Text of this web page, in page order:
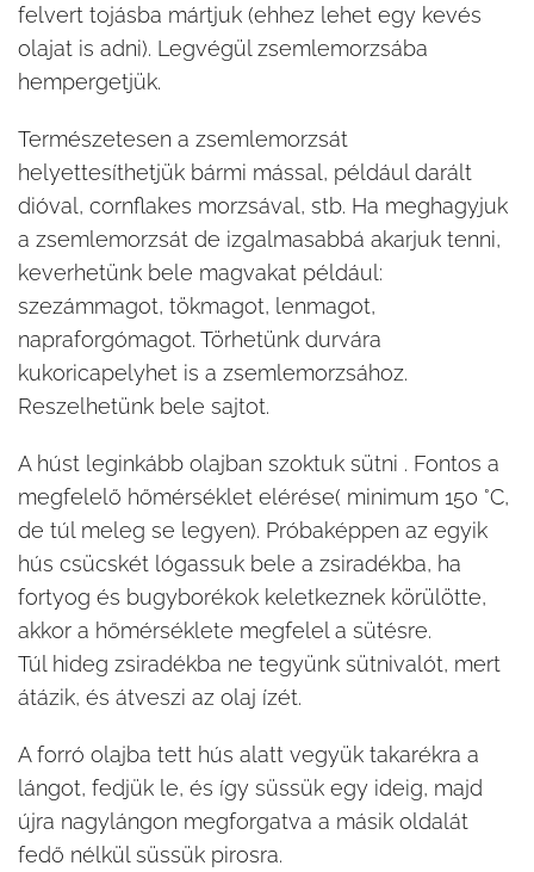
felvert tojásba mártjuk (ehhez lehet egy kevés
olajat is adni). Legvégül zsemlemorzsába
hempergetjük.
Természetesen a zsemlemorzsát
helyettesíthetjük bármi mással, például darált
dióval, cornflakes morzsával, stb. Ha meghagyjuk
a zsemlemorzsát de izgalmasabbá akarjuk tenni,
keverhetünk bele magvakat például:
szezámmagot, tökmagot, lenmagot,
napraforgómagot. Törhetünk durvára
kukoricapelyhet is a zsemlemorzsához.
Reszelhetünk bele sajtot.
A húst leginkább olajban szoktuk sütni . Fontos a
megfelelő hőmérséklet elérése( minimum 150 °C,
de túl meleg se legyen). Próbaképpen az egyik
hús csücskét lógassuk bele a zsiradékba, ha
fortyog és bugyborékok keletkeznek körülötte,
akkor a hőmérséklete megfelel a sütésre.
Túl hideg zsiradékba ne tegyünk sütnivalót, mert
átázik, és átveszi az olaj ízét.
A forró olajba tett hús alatt vegyük takarékra a
lángot, fedjük le, és így süssük egy ideig, majd
újra nagylángon megforgatva a másik oldalát
fedő nélkül süssük pirosra.